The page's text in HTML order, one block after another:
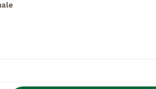
un gattino
di Scottish Fold di razza può